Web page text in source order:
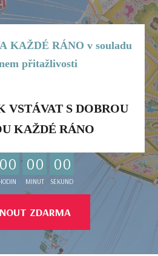
KAŽDÉ RÁNO v souladu
přitažlivosti
VSTÁVAT S DOBROU
KAŽDÉ RÁNO
00 00
MINUT
00
SEKUND
ZDARMA